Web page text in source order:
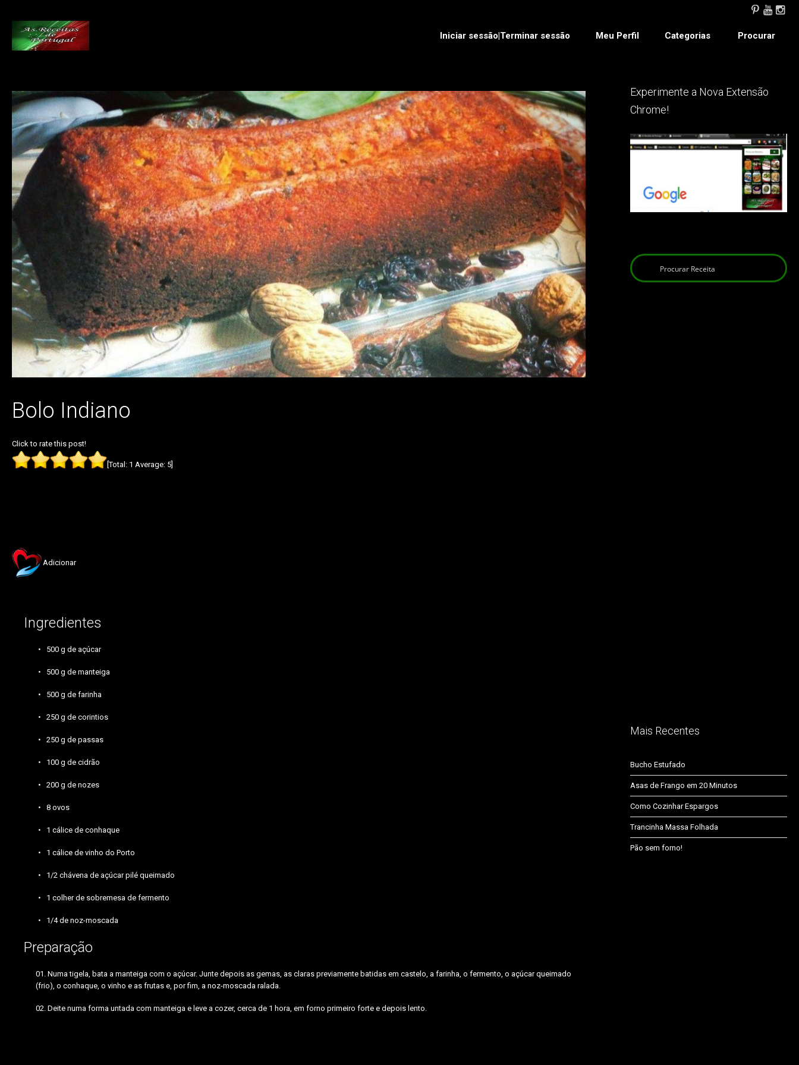
Iniciar sessão|Terminar sessão Meu Perfil Categorias Procurar
Bolo Indiano
Click to rate this post!
[Total: 1 Average: 5
Adicionar
Ingredientes
500 g de açúcar
500 g de manteiga
500 g de farinha
250 g de corintios
250 g de passas
100 g de cidrão
200 g de nozes
8 ovos
1 cálice de conhaque
1 cálice de vinho do Porto
1/2 chávena de açúcar pilé queimado
1 colher de sobremesa de fermento
1/4 de noz-moscada
Preparação
Numa tigela, bata a manteiga com o açúcar. Junte depois as gemas, as claras previamente batidas em castelo, a farinha, o fermento, o açúcar queimado
(frio), o conhaque, o vinho e as frutas e, por fim, a noz-moscada ralada.
Deite numa forma untada com manteiga e leve a cozer, cerca de 1 hora, em forno primeiro forte e depois lento.
Experimente a Nova Extensão
Chrome!
Mais Recentes
Bucho Estufado
Asas de Frango em 20 Minutos
Como Cozinhar Espargos
Trancinha Massa Folhada
Pão sem forno!